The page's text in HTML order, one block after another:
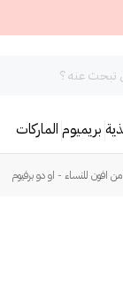
بريميوم الماركات
افون للنساء - او دو برفيوم